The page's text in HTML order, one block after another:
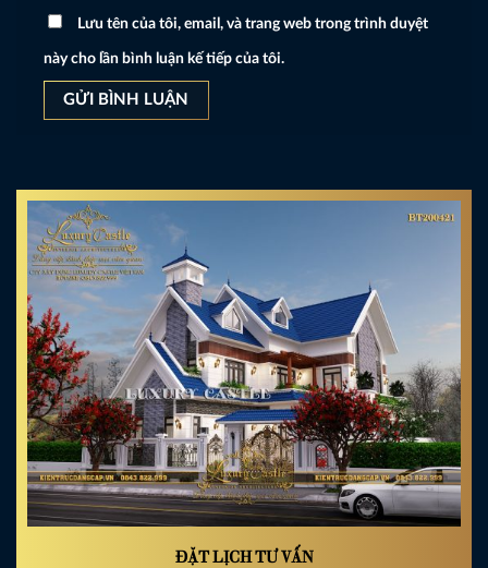
Lưu tên của tôi, email, và trang web trong trình duyệt
này cho lần bình luận kế tiếp của tôi.
ĐẶT LỊCH TƯ VẤN